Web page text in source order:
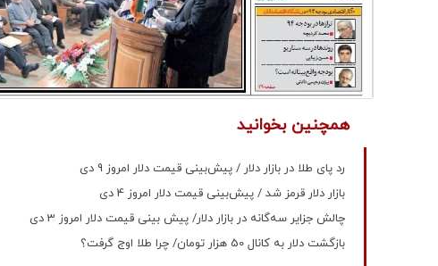
همچنین بخوانید
رد پای طلا در بازار دلار / پیش‌بینی قیمت دلار امروز 9 دی
بازار دلار قرمز شد / پیش‌بینی قیمت دلار امروز 4 دی
چالش جزایر سه‌گانه در بازار دلار/ پیش بینی قیمت دلار امروز 3 دی
بازگشت دلار به کانال 50 هزار تومان/ چرا طلا اوج گرفت؟